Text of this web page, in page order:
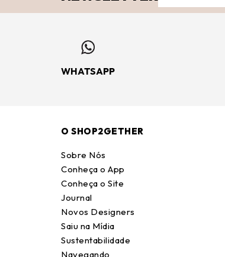
WHATSAPP
O SHOP2GETHER
Sobre Nós
Conheça o App
Conheça o Site
Journal
Novos Designers
Saiu na Mídia
Sustentabilidade
Navegando